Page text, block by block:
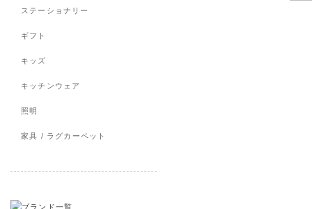
ステーショナリー
ギフト
キッズ
キッチンウェア
照明
家具 / ラグカーペット